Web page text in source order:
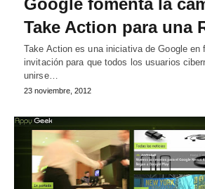
Google fomenta la
Take Action para una
Take Action es una iniciativa de Google en
invitación para que todos los usuarios
unirse…
23 noviembre, 2012